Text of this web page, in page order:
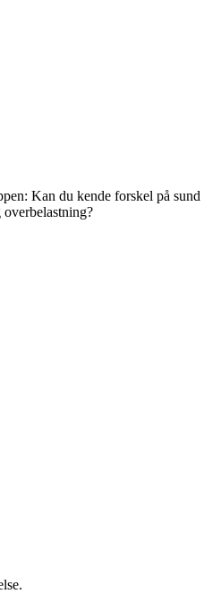
Kan du kende forskel på sund